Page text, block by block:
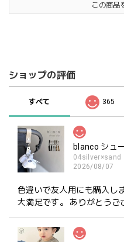
この商品
ショップの評価
すべて 365
04silver×sand
2026/08/07
色違いで友人用にも購入し
大満足です。 ありがとうご